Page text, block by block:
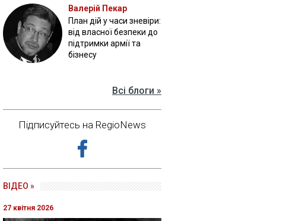
Валерій Пекар
План дій у часи зневіри:
від власної безпеки до
підтримки армії та
бізнесу
Всі блоги »
Підписуйтесь на RegioNews
ВІДЕО »
27 квітня 2026